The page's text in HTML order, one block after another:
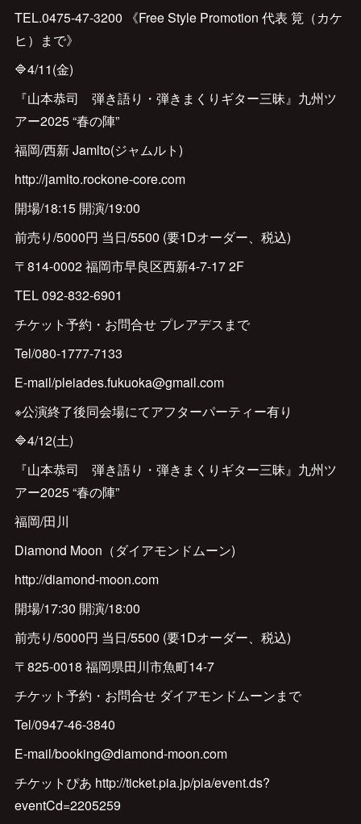
TEL.0475-47-3200 《Free Style Promotion 代表 筧（カケ
ヒ）まで》
🔷4/11(金)
『山本恭司 弾き語り・弾きまくりギター三昧』九州ツ
アー2025 “春の陣”
福岡/西新 Jamlto(ジャムルト)
http://jamlto.rockone-core.com
開場/18:15 開演/19:00
前売り/5000円 当日/5500 (要1Dオーダー、税込)
〒814-0002 福岡市早良区西新4-7-17 2F
TEL 092-832-6901
チケット予約・お問合せ プレアデスまで
Tel/080-1777-7133
E-mail/pleiades.fukuoka@gmail.com
※公演終了後同会場にてアフターパーティー有り
🔷4/12(土)
『山本恭司 弾き語り・弾きまくりギター三昧』九州ツ
アー2025 “春の陣”
福岡/田川
Diamond Moon（ダイアモンドムーン)
http://diamond-moon.com
開場/17:30 開演/18:00
前売り/5000円 当日/5500 (要1Dオーダー、税込)
〒825-0018 福岡県田川市魚町14-7
チケット予約・お問合せ ダイアモンドムーンまで
Tel/0947-46-3840
E-mail/booking@diamond-moon.com
チケットぴあ http://ticket.pia.jp/pia/event.ds?
eventCd=2205259